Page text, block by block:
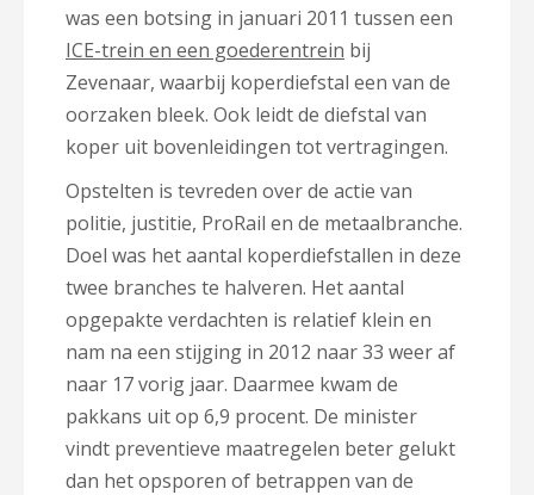
was een botsing in januari 2011 tussen een
ICE-trein en een goederentrein bij
Zevenaar, waarbij koperdiefstal een van de
oorzaken bleek. Ook leidt de diefstal van
koper uit bovenleidingen tot vertragingen.
Opstelten is tevreden over de actie van
politie, justitie, ProRail en de metaalbranche.
Doel was het aantal koperdiefstallen in deze
twee branches te halveren. Het aantal
opgepakte verdachten is relatief klein en
nam na een stijging in 2012 naar 33 weer af
naar 17 vorig jaar. Daarmee kwam de
pakkans uit op 6,9 procent. De minister
vindt preventieve maatregelen beter gelukt
dan het opsporen of betrappen van de